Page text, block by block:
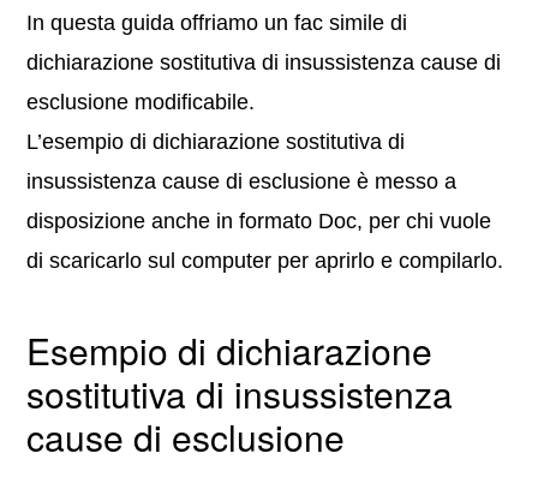
In questa guida offriamo un fac simile di
dichiarazione sostitutiva di insussistenza cause di
esclusione modificabile.
L’esempio di dichiarazione sostitutiva di
insussistenza cause di esclusione è messo a
disposizione anche in formato Doc, per chi vuole
di scaricarlo sul computer per aprirlo e compilarlo.
Esempio di dichiarazione
sostitutiva di insussistenza
cause di esclusione